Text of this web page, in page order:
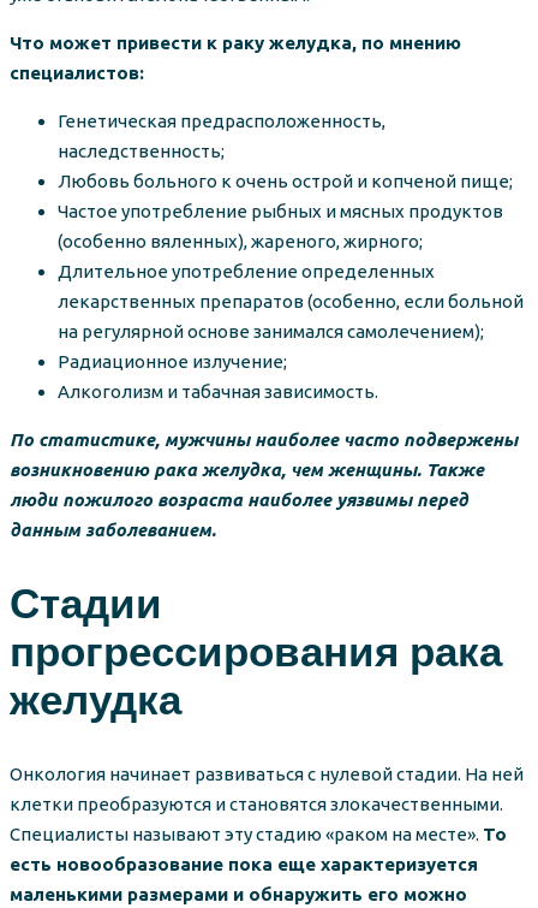
Что может привести к раку желудка, по мнению
специалистов:
Генетическая предрасположенность,
наследственность;
Любовь больного к очень острой и копченой пище;
Частое употребление рыбных и мясных продуктов
(особенно вяленных), жареного, жирного;
Длительное употребление определенных
лекарственных препаратов (особенно, если больной
на регулярной основе занимался самолечением);
Радиационное излучение;
Алкоголизм и табачная зависимость.
По статистике, мужчины наиболее часто подвержены
возникновению рака желудка, чем женщины. Также
люди пожилого возраста наиболее уязвимы перед
данным заболеванием.
Стадии
прогрессирования рака
желудка
Онкология начинает развиваться с нулевой стадии. На ней
клетки преобразуются и становятся злокачественными.
Специалисты называют эту стадию «раком на месте». То
есть новообразование пока еще характеризуется
маленькими размерами и обнаружить его можно